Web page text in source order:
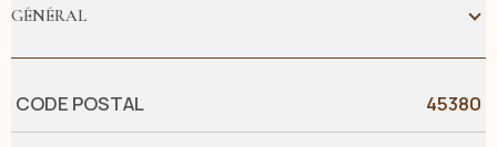
GÉNÉRAL
Caractérisque Valeurs
CODE POSTAL 45380